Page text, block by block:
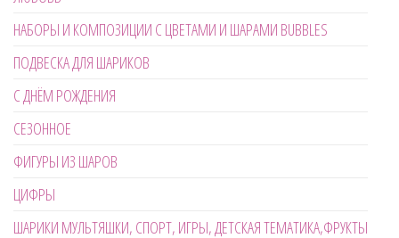
НАБОРЫ И КОМПОЗИЦИИ С ЦВЕТАМИ И ШАРАМИ BUBBLES
ПОДВЕСКА ДЛЯ ШАРИКОВ
С ДНЁМ РОЖДЕНИЯ
СЕЗОННОЕ
ФИГУРЫ ИЗ ШАРОВ
ЦИФРЫ
ШАРИКИ МУЛЬТЯШКИ, СПОРТ, ИГРЫ, ДЕТСКАЯ ТЕМАТИКА,ФРУКТЫ